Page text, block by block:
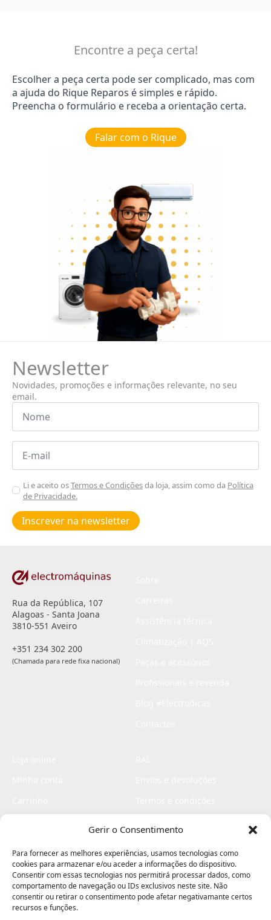
Gerir o Consentimento
Para fornecer as melhores experiências, usamos tecnologias como
cookies para armazenar e/ou aceder a informações do dispositivo.
Consentir com essas tecnologias nos permitirá processar dados, como
comportamento de navegação ou IDs exclusivos neste site. Não
consentir ou retirar o consentimento pode afetar negativamante certos
recursos e funções.
Encontre a peça certa!
Escolher a peça certa pode ser complicado, mas com
a ajuda do Rique Reparos é simples e rápido.
Preencha o formulário e receba a orientação certa.
Falar com o Rique
Newsletter
Novidades, promoções e informações relevante, no seu
email.
Nome
Email
Aceitar
Poiticas
de
privacidade
Li e aceito osTermos e Condiçõesda loja, assim como da Política
de Privacidade.
Inscrever na newsletter
Rua da República, 107
Alagoas - Santa Joana
3810-551 Aveiro
+351 234 302 200
(Chamada para rede fixa nacional)
Livro de elogios